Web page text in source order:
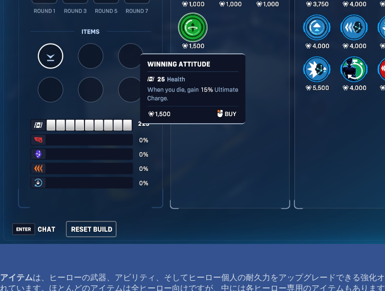
アイテムは、ヒーローの武器、アビリティ、そしてヒーロー個人の耐久力をアップグレードできる強化
れています。ほとんどのアイテムは全ヒーロー向けですが、中には各ヒーロー専用のアイテムもあり